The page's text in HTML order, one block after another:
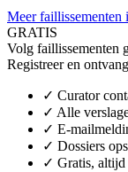
Meer
GRATIS
Volg faillissementen
Registreer en
✓ Curator
✓ Alle
✓ E-
✓ Dossiers
✓ Gratis, altijd